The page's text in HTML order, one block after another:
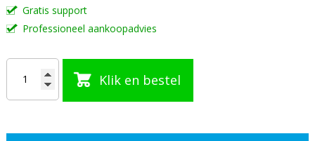
Gratis support
Professioneel aankoopadvies
Klik en bestel